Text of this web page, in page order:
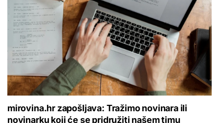
mirovina.hr zapošljava: Tražimo novinara ili
novinarku koji će se pridružiti našem timu